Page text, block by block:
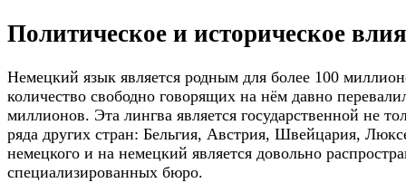
Политическое и историческое
Немецкий язык является родным для более 100
количество свободно говорящих на нём давно
миллионов. Эта лингва является государственной не
ряда других стран: Бельгия, Австрия, Швейцария,
немецкого и на немецкий является довольно
специализированных бюро.